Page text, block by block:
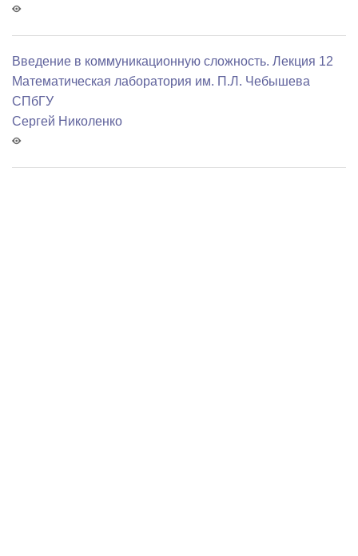
Введение в коммуникационную сложность. Лекция 12
Математичеcкая лаборатория им. П.Л. Чебышева
СПбГУ
Сергей Николенко